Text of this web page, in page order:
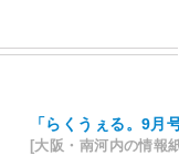
「らくうぇる。9月